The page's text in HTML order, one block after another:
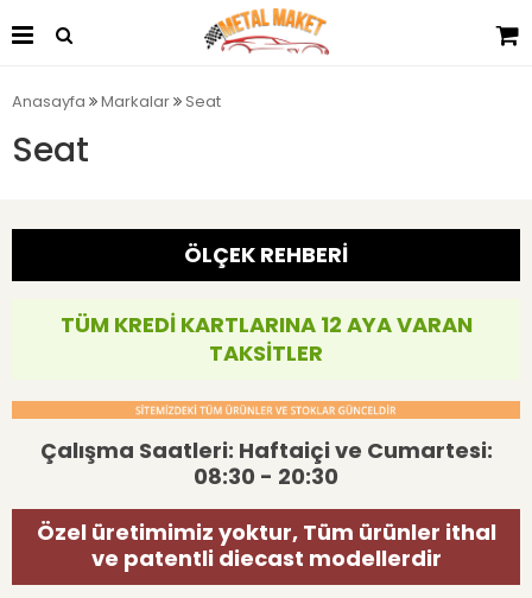
Anasayfa Markalar Seat
Seat
ÖLÇEK REHBERİ
TÜM KREDİ KARTLARINA 12 AYA VARAN
TAKSİTLER
Çalışma Saatleri: Haftaiçi ve Cumartesi:
08:30 - 20:30
Özel üretimimiz yoktur, Tüm ürünler ithal
ve patentli diecast modellerdir